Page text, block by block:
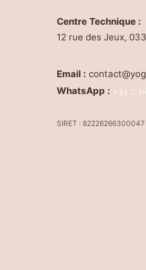
Centre Technique :
12 rue des Jeux,
Email :
WhatsApp : +33 7
SIRET :